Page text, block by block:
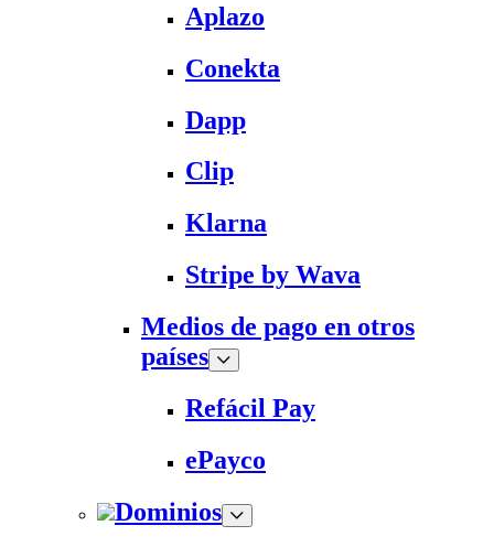
Aplazo
Conekta
Dapp
Clip
Klarna
Stripe by Wava
Medios de pago en otros
países
Refácil Pay
ePayco
Dominios